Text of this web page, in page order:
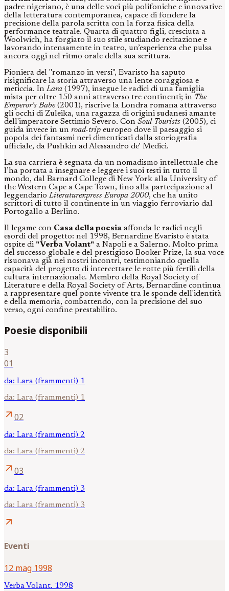
padre nigeriano, è una delle voci più polifoniche e innovative
della letteratura contemporanea, capace di fondere la
precisione della parola scritta con la forza fisica della
performance teatrale. Quarta di quattro figli, cresciuta a
Woolwich, ha forgiato il suo stile studiando recitazione e
lavorando intensamente in teatro, un’esperienza che pulsa
ancora oggi nel ritmo orale della sua scrittura.
Pioniera del "romanzo in versi", Evaristo ha saputo
risignificare la storia attraverso una lente coraggiosa e
meticcia. In Lara (1997), insegue le radici di una famiglia
mista per oltre 150 anni attraverso tre continenti; in The
Emperor's Babe(2001), riscrive la Londra romana attraverso
gli occhi di Zuleika, una ragazza di origini sudanesi amante
dell'imperatore Settimio Severo. Con Soul Tourists (2005), ci
guida invece in un road-trip europeo dove il paesaggio si
popola dei fantasmi neri dimenticati dalla storiografia
ufficiale, da Pushkin ad Alessandro de’ Medici.
La sua carriera è segnata da un nomadismo intellettuale che
l’ha portata a insegnare e leggere i suoi testi in tutto il
mondo, dal Barnard College di New York alla University of
the Western Cape a Cape Town, fino alla partecipazione al
leggendario Literaturexpress Europa 2000, che ha unito
scrittori di tutto il continente in un viaggio ferroviario dal
Portogallo a Berlino.
Il legame con Casa della poesia affonda le radici negli
esordi del progetto: nel 1998, Bernardine Evaristo è stata
ospite di "Verba Volant" a Napoli e a Salerno. Molto prima
del successo globale e del prestigioso Booker Prize, la sua voce
risuonava già nei nostri incontri, testimoniando quella
capacità del progetto di intercettare le rotte più fertili della
cultura internazionale. Membro della Royal Society of
Literature e della Royal Society of Arts, Bernardine continua
a rappresentare quel ponte vivente tra le sponde dell'identità
e della memoria, combattendo, con la precisione del suo
verso, ogni confine prestabilito.
Poesie disponibili
3
01
da: Lara (frammenti) 1
da: Lara (frammenti) 1
arrow_outward 02
da: Lara (frammenti) 2
da: Lara (frammenti) 2
arrow_outward 03
da: Lara (frammenti) 3
da: Lara (frammenti) 3
arrow_outward
Eventi
12 mag 1998
Verba Volant. 1998